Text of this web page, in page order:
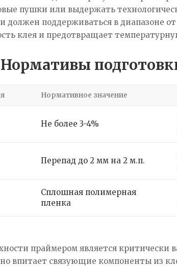
пушки или выдержать
поддерживаться в диапазоне от
клея и предотвращает
Нормативное значение
Не более 3-4%
Перепад до 2 мм на 2 м.п.
Сплошная полимерная
пленка
праймером является
впитает связующие компоненты из